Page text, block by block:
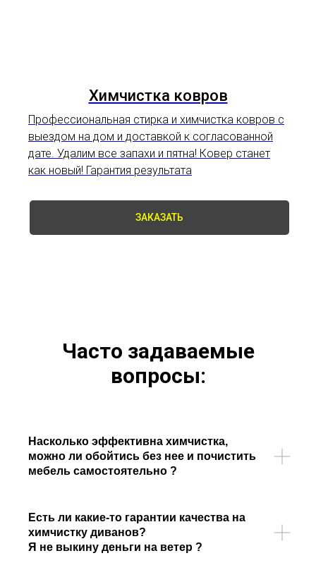
Химчистка ковров
Профессиональная стирка и химчистка ковров с
выездом на дом и доставкой к согласованной
дате. Удалим все запахи и пятна! Ковер станет
как новый! Гарантия результата
ЗАКАЗАТЬ
Часто задаваемые
вопросы:
Насколько эффективна химчистка,
можно ли обойтись без нее и почистить
мебель самостоятельно ?
Есть ли какие-то гарантии качества на
химчистку диванов?
Я не выкину деньги на ветер ?